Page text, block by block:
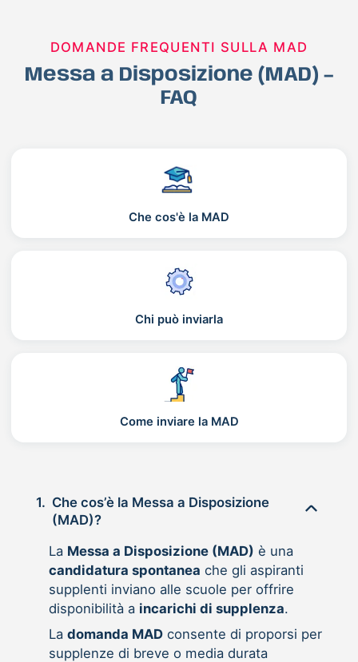
DOMANDE FREQUENTI SULLA MAD
Messa a Disposizione (MAD) –
FAQ
Che cos'è la MAD
Chi può inviarla
Come inviare la MAD
1. Che cos’è la Messa a Disposizione
(MAD)?
La Messa a Disposizione (MAD) è una
candidatura spontanea che gli aspiranti
supplenti inviano alle scuole per offrire
disponibilità a incarichi di supplenza.
La domanda MADconsente di proporsi per
supplenze di breve o media durata